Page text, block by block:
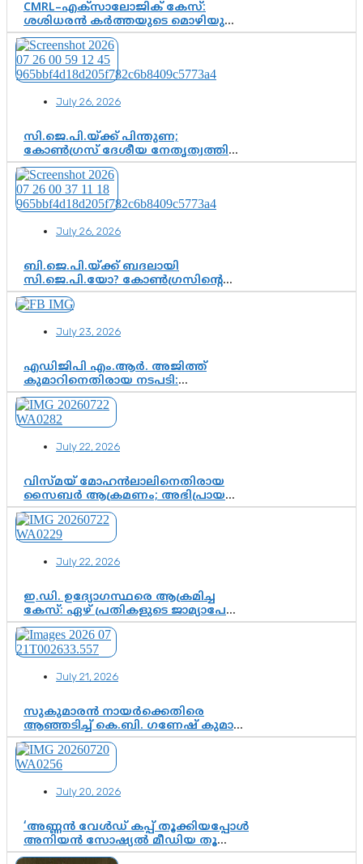
CMRL–എക്‌സാലോജിക് കേസ്:
ശശിധരൻ കർത്തയുടെ മൊഴിയുടെ
അടിസ്ഥാനത്തിൽ പിണറായി
വിജയനെ ചോദ്യം ചെയ്യുന്നതിൽ ഉടൻ
തീരുമാനം; വീണയ്‌ക്കെതിരെ
കൂടുതൽ തെളിവുകൾ പരിശോധിച്ച്
July 26, 2026
സി.ജെ.പി.യ്ക്ക് പിന്തുണ;
കോൺഗ്രസ് ദേശീയ നേതൃത്വത്തിൽ
ആശങ്കയോ? പാർട്ടിക്കുള്ളിൽ
ഭിന്നാഭിപ്രായമെന്ന വിലയിരുത്തൽ
July 26, 2026
ബി.ജെ.പി.യ്ക്ക് ബദലായി
സി.ജെ.പി.യോ? കോൺഗ്രസിന്റെ
രാഷ്ട്രീയ ഇടം കൈവശപ്പെടുത്താൻ
സിജെപി ഉയർന്നുകഴിഞ്ഞോ?
വഴിത്തിരിവ്
July 23, 2026
എഡിജിപി എം.ആർ. അജിത്ത്
കുമാറിനെതിരായ നടപടി:
സസ്പെൻഷനിൽ ഒതുങ്ങുമോ,
അതോ കൂടുതൽ കടുത്ത
നടപടികളിലേക്കോ?
July 22, 2026
വിസ്മയ് മോഹൻലാലിനെതിരായ
സൈബർ ആക്രമണം; അഭിപ്രായ
സ്വാതന്ത്ര്യത്തെ നിശ്ശബ്ദമാക്കുന്ന
ഡിജിറ്റൽ ഗുണ്ടായിസത്തിന് അറുതി
വേണം
July 22, 2026
ഇ.ഡി. ഉദ്യോഗസ്ഥരെ ആക്രമിച്ച
കേസ്: ഏഴ് പ്രതികളുടെ ജാമ്യാപേക്ഷ
വീണ്ടും തള്ളി; അന്വേഷണം തുടരാൻ
കോടതി അനുമതി
July 21, 2026
സുകുമാരൻ നായർക്കെതിരെ
ആഞ്ഞടിച്ച് കെ.ബി. ഗണേഷ് കുമാർ,
വി.ഡി. സതീശന് പൂർണ പിന്തുണ
July 20, 2026
‘അണ്ണൻ വേൾഡ് കപ്പ് തൂക്കിയപ്പോൾ
അനിയൻ സോഷ്യൽ മീഡിയ തൂക്കി’;
ലാമിൻ യമാലിന്റെ